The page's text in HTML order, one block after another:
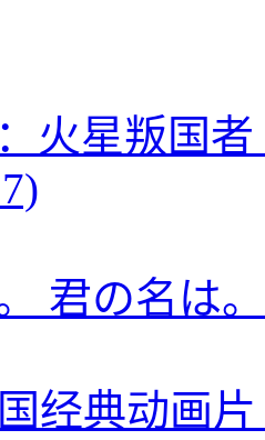
火星叛国者
君の名は
经典动画